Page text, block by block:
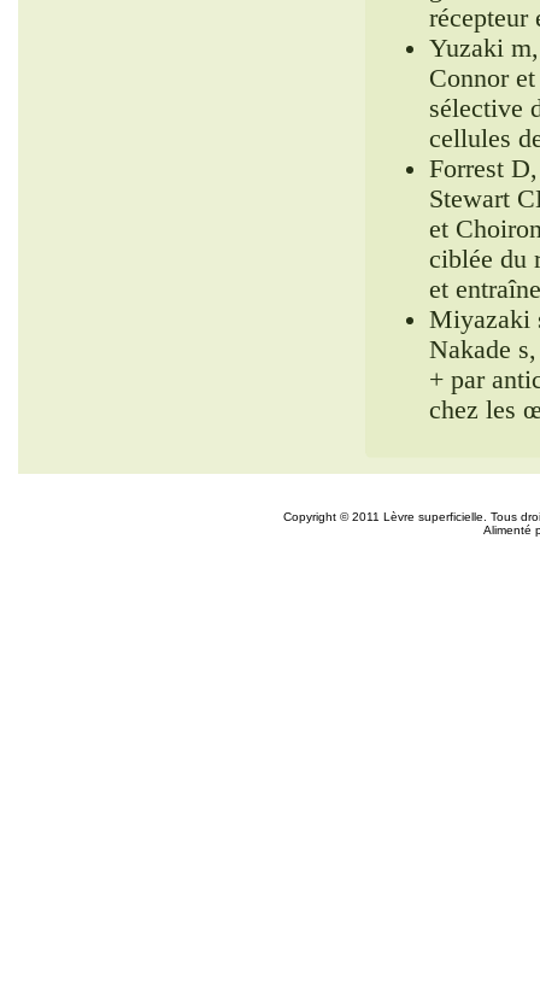
récepteur
Yuzaki
Connor
sélective
cellules
Forrest
Stewart
et
ciblée du
et
Miyazaki
Nakade
+ par
chez les
Copyright © 2011 Lèvre superficielle. Tous
Alimenté